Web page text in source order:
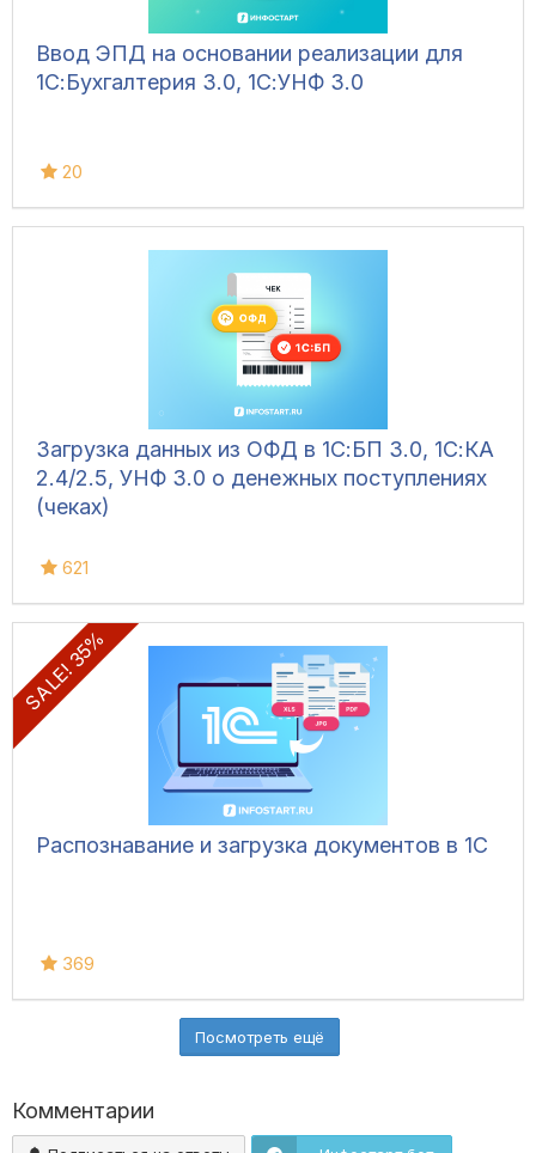
Ввод ЭПД на основании реализации для
1С:Бухгалтерия 3.0, 1С:УНФ 3.0
20
Загрузка данных из ОФД в 1С:БП 3.0, 1С:КА
2.4/2.5, УНФ 3.0 о денежных поступлениях
(чеках)
621
SALE! 35%
Распознавание и загрузка документов в 1С
369
Посмотреть ещё
Комментарии